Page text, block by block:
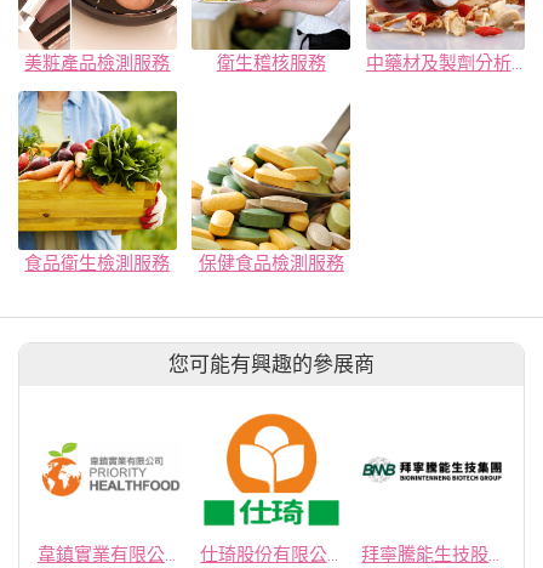
美粧產品檢測服務 衛生稽核服務 中藥材及製劑分析服務
食品衛生檢測服務 保健食品檢測服務
您可能有興趣的參展商
韋鎮實業有限公司 仕琦股份有限公司 拜寧騰能生技股份有限公司